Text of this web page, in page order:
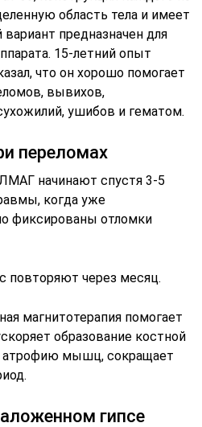
область тела и имеет
предназначен для
15-летний опыт
что он хорошо помогает
вывихов,
ушибов и гематом.
переломах
начинают спустя 3-5
когда уже
фиксированы отломки
повторяют через месяц.
магнитотерапия помогает
образование костной
атрофию мышц, сокращает
гипсе